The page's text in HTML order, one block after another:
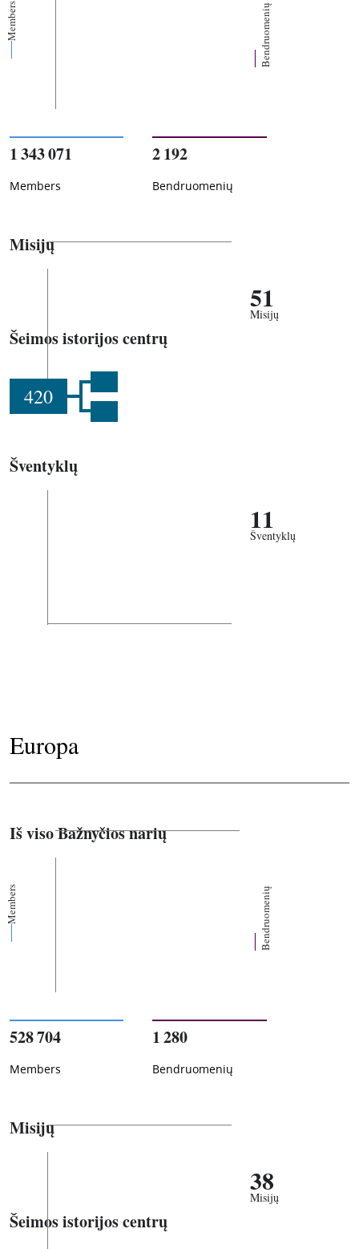
Members Bendruomenių
1 343 071
Members
2 192
Bendruomenių
Misijų
51
Misijų
Šeimos istorijos centrų
420
Šventyklų
11
Šventyklų
Europa
Iš viso Bažnyčios narių
Members Bendruomenių
528 704
Members
1 280
Bendruomenių
Misijų
38
Misijų
Šeimos istorijos centrų